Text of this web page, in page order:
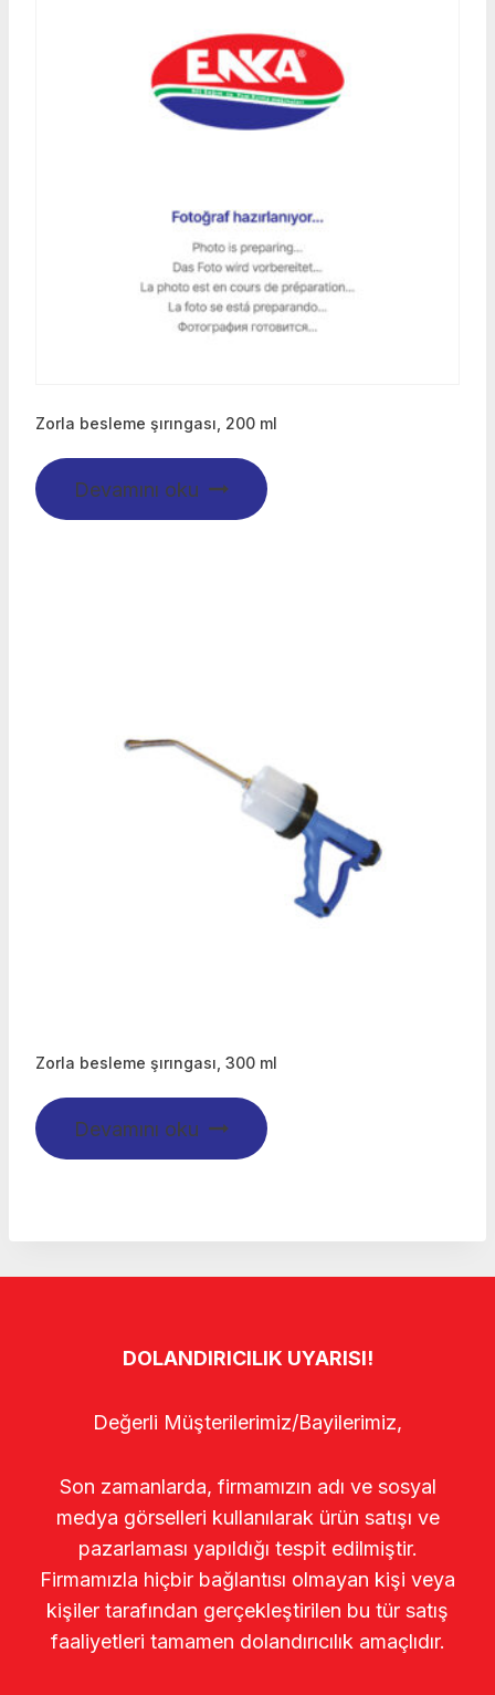
Zorla besleme şırıngası, 200 ml
Devamını oku
Zorla besleme şırıngası, 300 ml
Devamını oku
DOLANDIRICILIK UYARISI!
Değerli Müşterilerimiz/Bayilerimiz,
Son zamanlarda, firmamızın adı ve sosyal
medya görselleri kullanılarak ürün satışı ve
pazarlaması yapıldığı tespit edilmiştir.
Firmamızla hiçbir bağlantısı olmayan kişi veya
kişiler tarafından gerçekleştirilen bu tür satış
faaliyetleri tamamen dolandırıcılık amaçlıdır.